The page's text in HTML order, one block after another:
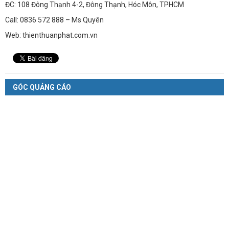
ĐC: 108 Đông Thạnh 4-2, Đông Thạnh, Hóc Môn, TPHCM
Call: 0836 572 888 – Ms Quyên
Web: thienthuanphat.com.vn
GÓC QUẢNG CÁO